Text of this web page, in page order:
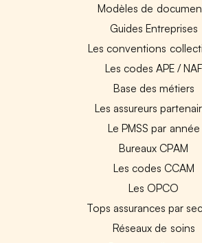
Modèles de
Guides Entreprises
Les conventions
Les codes APE / NAF
Base des métiers
Les assureurs
Le PMSS par année
Bureaux CPAM
Les codes CCAM
Les OPCO
Tops assurances par
Réseaux de soins